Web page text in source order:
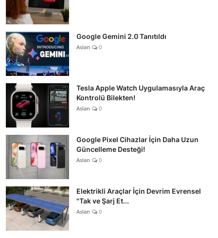
Google Gemini 2.0 Tanıtıldı
Aslan 0
Tesla Apple Watch Uygulamasıyla Araç
Kontrolü Bilekten!
Aslan 0
Google Pixel Cihazlar İçin Daha Uzun
Güncelleme Desteği!
Aslan 0
Elektrikli Araçlar İçin Devrim Evrensel
"Tak ve Şarj Et...
Aslan 0